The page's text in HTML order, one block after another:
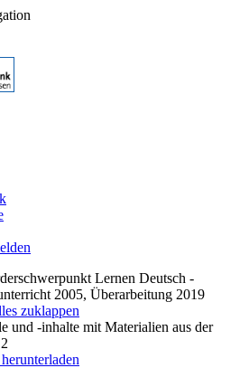
Lernen Deutsch -
2005, Überarbeitung 2019
zuklappen
und -inhalte mit Materialien aus der